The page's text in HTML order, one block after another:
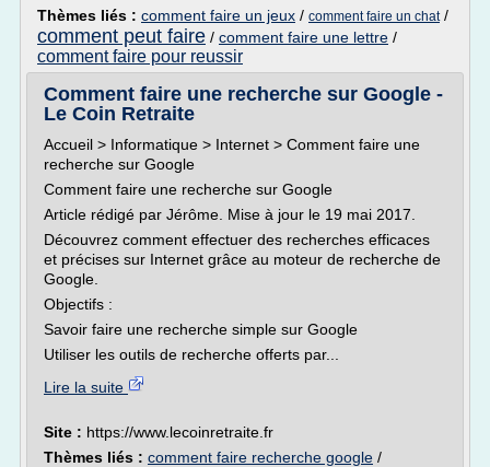
Thèmes liés : comment faire un jeux / comment faire un chat/
comment peut faire / comment faire une lettre /
comment faire pour reussir
Comment faire une recherche sur Google -
Le Coin Retraite
Accueil > Informatique > Internet > Comment faire une
recherche sur Google
Comment faire une recherche sur Google
Article rédigé par Jérôme. Mise à jour le 19 mai 2017.
Découvrez comment effectuer des recherches efficaces
et précises sur Internet grâce au moteur de recherche de
Google.
Objectifs :
Savoir faire une recherche simple sur Google
Utiliser les outils de recherche offerts par...
Lire la suite
Site : https://www.lecoinretraite.fr
Thèmes liés : comment faire recherche google /